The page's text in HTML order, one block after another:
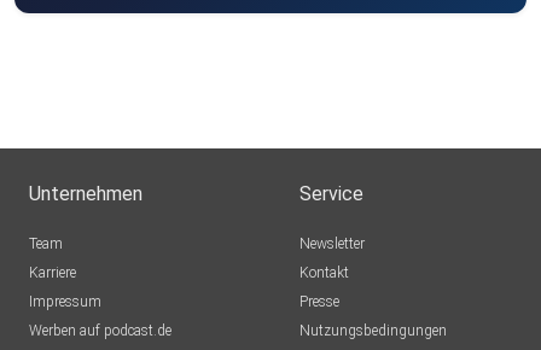
Unternehmen
Team
Karriere
Impressum
Werben auf podcast.de
Service
Newsletter
Kontakt
Presse
Nutzungsbedingungen